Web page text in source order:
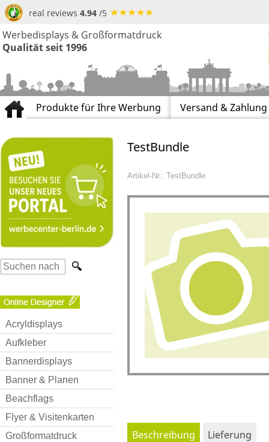
real reviews 4.94 /5
Werbedisplays & Großformatdruck
Qualität seit 1996
Produkte für Ihre Werbung Versand & Zahlung
Acryldisplays
Aufkleber
Bannerdisplays
Banner & Planen
Beachflags
Flyer & Visitenkarten
Großformatdruck
TestBundle
Artikel-Nr.: TestBundle
Beschreibung Lieferung